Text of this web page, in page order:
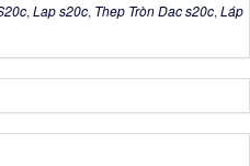
, Lap s20c, Thep Tròn Dac s20c, Láp